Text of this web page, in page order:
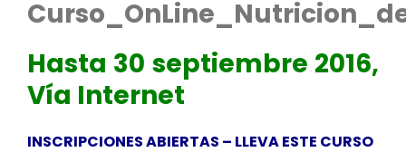
Hasta 30 septiembre 2016,
Vía Internet
INSCRIPCIONES ABIERTAS – LLEVA ESTE CURSO